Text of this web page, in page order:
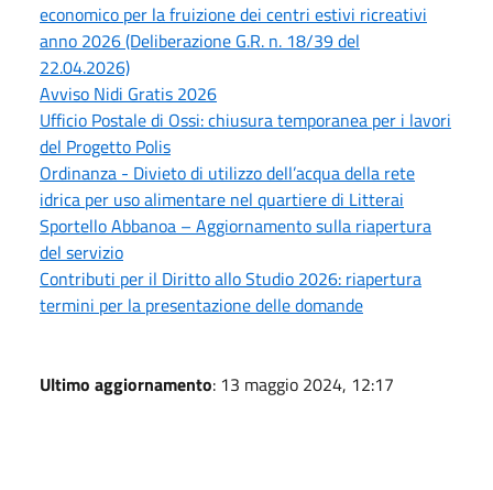
economico per la fruizione dei centri estivi ricreativi
anno 2026 (Deliberazione G.R. n. 18/39 del
22.04.2026)
Avviso Nidi Gratis 2026
Ufficio Postale di Ossi: chiusura temporanea per i lavori
del Progetto Polis
Ordinanza - Divieto di utilizzo dell’acqua della rete
idrica per uso alimentare nel quartiere di Litterai
Sportello Abbanoa – Aggiornamento sulla riapertura
del servizio
Contributi per il Diritto allo Studio 2026: riapertura
termini per la presentazione delle domande
Ultimo aggiornamento: 13 maggio 2024, 12:17